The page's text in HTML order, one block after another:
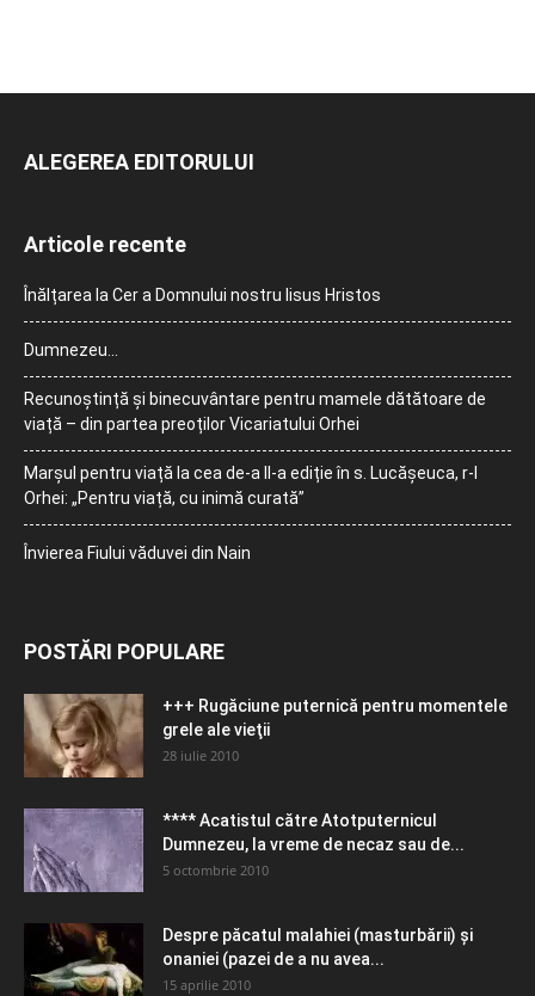
ALEGEREA EDITORULUI
Articole recente
Înălțarea la Cer a Domnului nostru Iisus Hristos
Dumnezeu…
Recunoștință și binecuvântare pentru mamele dătătoare de
viață – din partea preoților Vicariatului Orhei
Marșul pentru viață la cea de-a II-a ediție în s. Lucășeuca, r-l
Orhei: „Pentru viață, cu inimă curată”
Învierea Fiului văduvei din Nain
POSTĂRI POPULARE
+++ Rugăciune puternică pentru momentele
grele ale vieţii
28 iulie 2010
**** Acatistul către Atotputernicul
Dumnezeu, la vreme de necaz sau de...
5 octombrie 2010
Despre păcatul malahiei (masturbării) şi
onaniei (pazei de a nu avea...
15 aprilie 2010